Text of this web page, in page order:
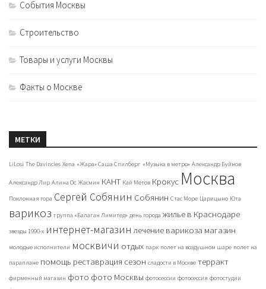
События Москвы
Строительство
Товары и услуги Москвы
Факты о Москве
МЕТКИ
LiLosi The Davincies Xena «Жара» Саша Спилберг «Музыка в метро» Александр Буйнов
Александр Лир Алина Ос Жасмин КАНТ Кай Метов Крокус Москва
Поклонная гора Сергей Собянин Собянин Стас Море Царицыно Юта
варикоз группа «Балаган Лимитед» день города жилье в Краснодаре
звезды 1990-х интернет-магазин лечение варикоза магазин
молодые исполнители москвичи отдых парк полет на воздушном шаре полет на
параплане помощь реставрация сезон сладости в Москве терракт
фирменный магазин фото фото Москвы фотосессии фотосессия фотостудии